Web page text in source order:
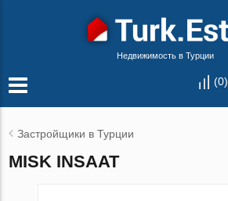
Недвижимость в Турции
(0)
Застройщики в Турции
MISK INSAAT